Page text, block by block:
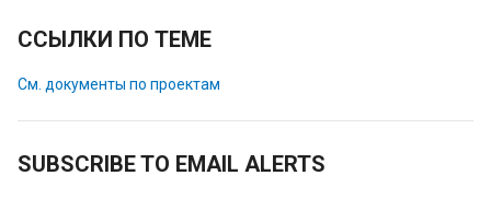
ССЫЛКИ ПО ТЕМЕ
См. документы по проектам
SUBSCRIBE TO EMAIL ALERTS